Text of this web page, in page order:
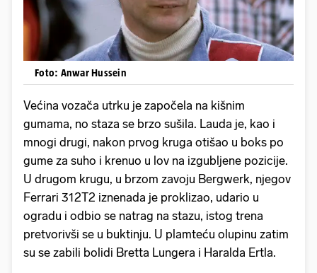
Foto: Anwar Hussein
Većina vozača utrku je započela na kišnim
gumama, no staza se brzo sušila. Lauda je, kao i
mnogi drugi, nakon prvog kruga otišao u boks po
gume za suho i krenuo u lov na izgubljene pozicije.
U drugom krugu, u brzom zavoju Bergwerk, njegov
Ferrari 312T2 iznenada je proklizao, udario u
ogradu i odbio se natrag na stazu, istog trena
pretvorivši se u buktinju. U plamteću olupinu zatim
su se zabili bolidi Bretta Lungera i Haralda Ertla.